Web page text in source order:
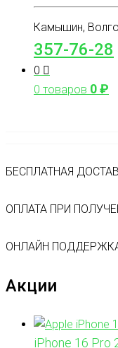
Камышин,
357-76-28
0
0 товаров 0₽
БЕСПЛАТНАЯ
ОПЛАТА ПРИ
ОНЛАЙН
Акции
iPhone 16